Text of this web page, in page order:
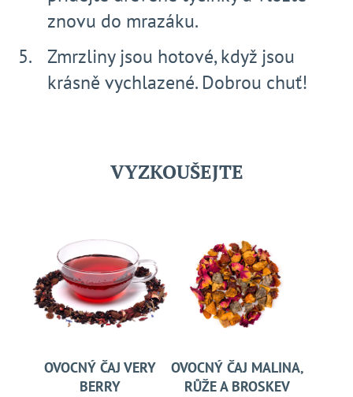
znovu do mrazáku.
Zmrzliny jsou hotové, když jsou
krásně vychlazené. Dobrou chuť!
VYZKOUŠEJTE
OVOCNÝ ČAJ VERY
BERRY
OVOCNÝ ČAJ MALINA,
RŮŽE A BROSKEV